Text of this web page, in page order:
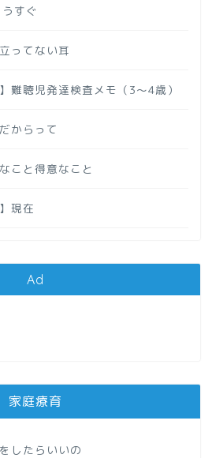
すぐ
ってない耳
難聴児発達検査メモ（3～4歳）
からって
こと得意なこと
現在
Ad
家庭療育
したらいいの